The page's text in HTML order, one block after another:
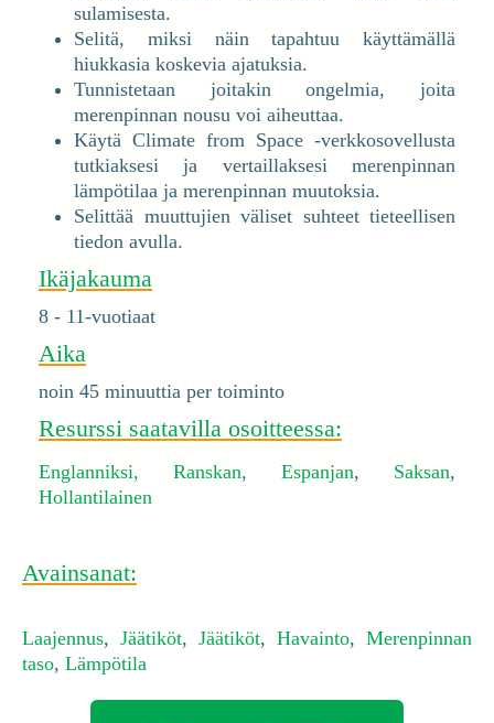
sulamisesta.
Selitä, miksi näin tapahtuu käyttämällä
hiukkasia koskevia ajatuksia.
Tunnistetaan joitakin ongelmia, joita
merenpinnan nousu voi aiheuttaa.
Käytä Climate from Space -verkkosovellusta
tutkiaksesi ja vertaillaksesi merenpinnan
lämpötilaa ja merenpinnan muutoksia.
Selittää muuttujien väliset suhteet tieteellisen
tiedon avulla.
Ikäjakauma
8 - 11-vuotiaat
Aika
noin 45 minuuttia per toiminto
Resurssi saatavilla osoitteessa:
Englanniksi, Ranskan, Espanjan, Saksan,
Hollantilainen
Avainsanat:
Laajennus, Jäätiköt, Jäätiköt, Havainto, Merenpinnan
taso, Lämpötila